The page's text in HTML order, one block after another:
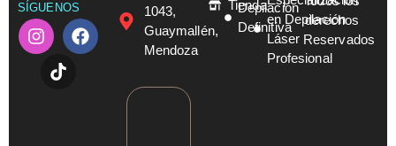
SÍGUENOS
1043,
Guaymallén,
Mendoza
Tienda
Depilación
Definitiva
en Depilación
Láser
Profesional
derechos
Reservados